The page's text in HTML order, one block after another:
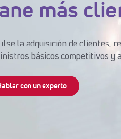
más
la adquisición de clientes,
básicos competitivos y
con un experto